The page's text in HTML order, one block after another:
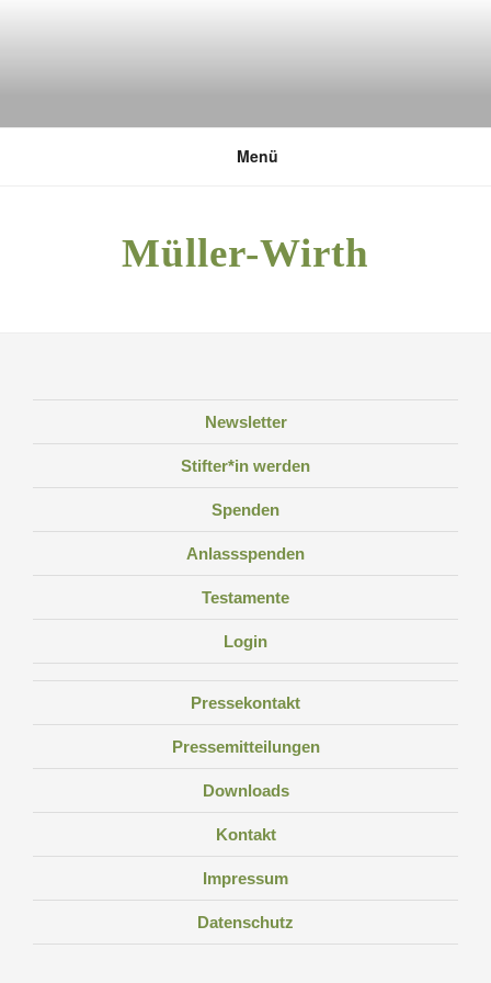
DEUTSCHE UMWELTSTIFTUNG
Menü
Müller-Wirth
Newsletter
Stifter*in werden
Spenden
Anlassspenden
Testamente
Login
Pressekontakt
Pressemitteilungen
Downloads
Kontakt
Impressum
Datenschutz